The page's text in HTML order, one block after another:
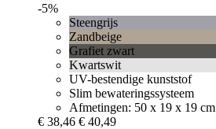
-5%
Steengrijs
Zandbeige
Grafiet zwart
Kwartswit
UV-bestendige kunststof
Slim bewateringssysteem
Afmetingen: 50 x 19 x 19 cm
€ 38,46 € 40,49